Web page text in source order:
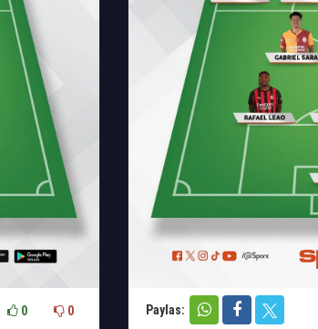
0 0 Paylas: